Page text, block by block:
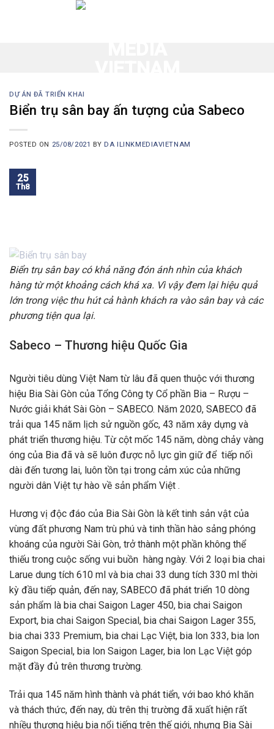
DỰ ÁN ĐÃ TRIỂN KHAI
Biển trụ sân bay ấn tượng của Sabeco
POSTED ON 25/08/2021 BY DA ILINKMEDIAVIETNAM
25
Th8
Biển trụ sân bay có khả năng đón ánh nhìn của khách
hàng từ một khoảng cách khá xa. Vì vậy đem lại hiệu quả
lớn trong việc thu hút cả hành khách ra vào sân bay và các
phương tiện qua lại.
Sabeco – Thương hiệu Quốc Gia
Người tiêu dùng Việt Nam từ lâu đã quen thuộc với thương
hiệu Bia Sài Gòn của Tổng Công ty Cổ phần Bia – Rượu –
Nước giải khát Sài Gòn – SABECO. Năm 2020, SABECO đã
trải qua 145 năm lịch sử nguồn gốc, 43 năm xây dựng và
phát triển thương hiệu. Từ cột mốc 145 năm, dòng chảy vàng
óng của Bia đã và sẽ luôn được nỗ lực gìn giữ để tiếp nối
dài đến tương lai, luôn tồn tại trong cảm xúc của những
người dân Việt tự hào về sản phẩm Việt .
Hương vị độc đáo của Bia Sài Gòn là kết tinh sản vật của
vùng đất phương Nam trù phú và tinh thần hào sảng phóng
khoáng của người Sài Gòn, trở thành một phần không thể
thiếu trong cuộc sống vui buồn hàng ngày. Với 2 loại bia chai
Larue dung tích 610 ml và bia chai 33 dung tích 330 ml thời
kỳ đầu tiếp quản, đến nay, SABECO đã phát triển 10 dòng
sản phẩm là bia chai Saigon Lager 450, bia chai Saigon
Export, bia chai Saigon Special, bia chai Saigon Lager 355,
bia chai 333 Premium, bia chai Lạc Việt, bia lon 333, bia lon
Saigon Special, bia lon Saigon Lager, bia lon Lạc Việt góp
mặt đầy đủ trên thương trường.
Trải qua 145 năm hình thành và phát tiển, với bao khó khăn
và thách thức, đến nay, dù trên thị trường đã xuất hiện rất
nhiều thương hiệu bia nổi tiếng trên thế giới, nhưng Bia Sài